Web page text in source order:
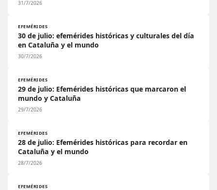
31/7/2026
EFEMÉRIDES
30 de julio: efemérides históricas y culturales del día
en Cataluña y el mundo
30/7/2026
EFEMÉRIDES
29 de julio: Efemérides históricas que marcaron el
mundo y Cataluña
29/7/2026
EFEMÉRIDES
28 de julio: Efemérides históricas para recordar en
Cataluña y el mundo
28/7/2026
EFEMÉRIDES